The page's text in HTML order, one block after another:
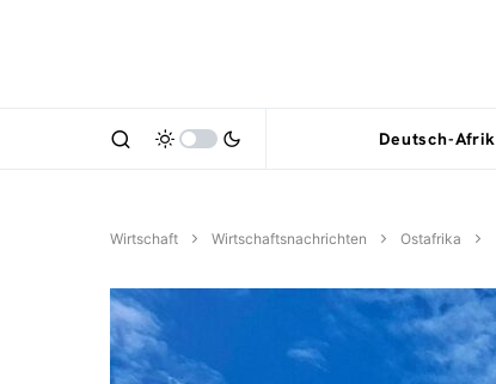
Deutsch-
Wirtschaft Wirtschaftsnachrichten Ostafrika